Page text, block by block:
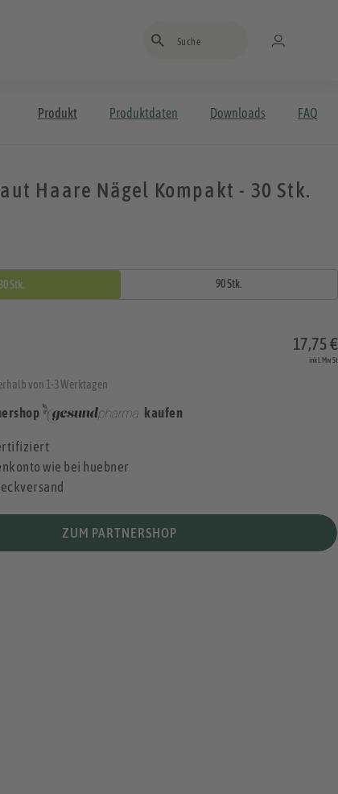
Produkt Produktdaten Downloads FAQ
Haare Nägel Kompakt - 30 Stk.
Stk. 90 Stk.
17,75 €
inkl. MwSt
von 1-3 Werktagen
kaufen
wie bei huebner
ZUM PARTNERSHOP